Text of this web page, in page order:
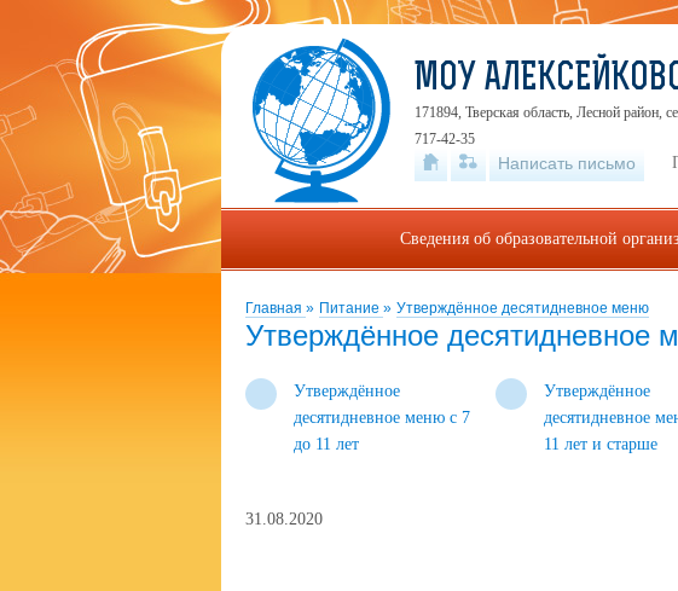
Главная » Питание » Утверждённое десятидневное меню
Утверждённое десятидневное
Утверждённое
десятидневное меню с 7
до 11 лет
Утверждённое
десятидневное
11 лет и старше
31.08.2020
МОУ
171894, Тверская область, Лесной
717-42-35
Написать письмо
Сведения об образовательной